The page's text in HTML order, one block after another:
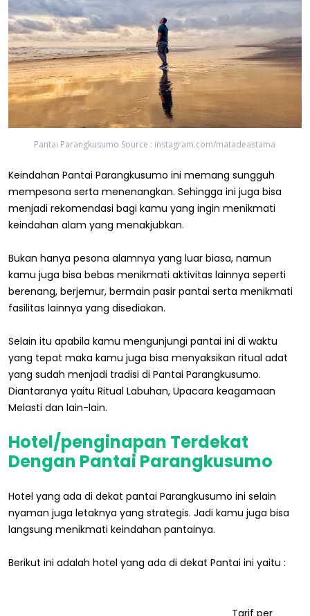
Pantai Parangkusumo Source : instagram.com/matadeastama
Keindahan Pantai Parangkusumo ini memang sungguh
mempesona serta menenangkan. Sehingga ini juga bisa
menjadi rekomendasi bagi kamu yang ingin menikmati
keindahan alam yang menakjubkan.
Bukan hanya pesona alamnya yang luar biasa, namun
kamu juga bisa bebas menikmati aktivitas lainnya seperti
berenang, berjemur, bermain pasir pantai serta menikmati
fasilitas lainnya yang disediakan.
Selain itu apabila kamu mengunjungi pantai ini di waktu
yang tepat maka kamu juga bisa menyaksikan ritual adat
yang sudah menjadi tradisi di Pantai Parangkusumo.
Diantaranya yaitu Ritual Labuhan, Upacara keagamaan
Melasti dan lain-lain.
Hotel/penginapan Terdekat
Dengan Pantai Parangkusumo
Hotel yang ada di dekat pantai Parangkusumo ini selain
nyaman juga letaknya yang strategis. Jadi kamu juga bisa
langsung menikmati keindahan pantainya.
Berikut ini adalah hotel yang ada di dekat Pantai ini yaitu :